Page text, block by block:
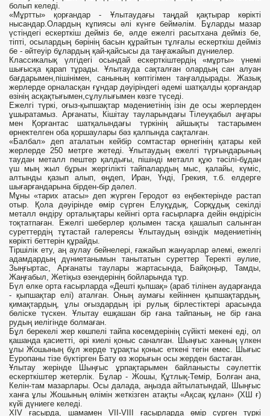
болып келеді.
«Мұртты» қорғандар - Ұлытаудағы таңдай қақтырар көрікті
нысандар.Олардың кұпиясы әлі күнге беймәлім. Бұларды мазар
үстіндегі ескерткіш дейміз бе, әлде ежелгі расытхана дейміз бе,
тіпті, осылардың бәрінің басын құрайтын тұлғалы ескерткіш дейміз
бе - әйтеуір бұлардың қай-қайсысы да таңғажайып дүниелер.
Классикалық үлгідегі осындай ескерткіштердің «мұрты» үнемі
шығысқа қарап тұрады. Ұлытауда сақталған олардың сан алуан
бағдарымен,пішінімен, санының көптігімен таңғалдырады. Жазық
жерлерде орналасқан ғұндар дәуіріндегі әдемі шатқалды қорғандар
өзінің асқақтығымен,сұлулығымен көзге түседі.
Ежелгі түркі, оғыз-қыпшақтар мәдениетінің ізін де осы жерлерден
ұшыратамыз. Арғанаты, Кішітау тауларындағы Тілеуқабыл аңғары
мен Қорғантас шатқалындағы түркінің айшықты тастарымен
өрнектелген оба қоршаулары бәз қалпында сақталған.
«Балбал» деп аталатын кейбір сомтастар өрнегінің қатары кей
жерлерде 250 метрге жетеді. Ұлытаудың ежелгі түрғындарының
таудан металл пештер қалдығы, пішінді металл құю тәсілі-бұдан
үш мың жыл бұрын жергілікті тайпалардың мыс, қалайы, күміс,
алтынды қазып алып, өңдеп, Иран, Үнді, Грекия, т.б. елдерге
шығарғандарына бірден-бір дәлел.
Мұны «тарих атасы» деп жүрген Геродот өз еңбектерінде растап
отыр. Қола дәуірінде өмір сүрген Елуқұдық, Сорқұдық секілді
металл өндіру орталықтары кейінгі орта ғасырларға дейін өндірісін
тоқтатпаған. Ежелгі шеберлер қолымен тасқа қашалып салынган
суреттердің тұтастай галереясы Ұлытаудың өзіндік мәдениетінің
көрікті беттерін құрайды.
Тіршілік ету, аң аулау бейнелері, ғажайып жануарлар әлемі, ежелгі
адамдардың дүниетанымын танытатын суреттер Теректі әулие,
Зыңғыртас, Арғанаты таулары жартасында, Байқоңыр, Тамды,
Жаңғабыл, Жетіқыз өзендерінің бойларында тұр.
Бүл өлке орта ғасырларда «Дешті қьпшақ» (араб тілінен аударғанда
- қыпшақтар елі) аталған. Оның аумағы кейіннен қыпшақтардың,
қимақтардың, ұлы оғыздардың ірі рулық бірлестіктері арасында
бөліске түскен. Ұлытау ешқашан бір ғана тайпаның, не бір ғана
рудың иелігінде болмаған.
Бұл берекелі жер көшпелі тайпа көсемдерінің сүйікті мекені еді, ол
қашанда қасиетті, әрі киелі қоныс саналған. Шыңғыс ханның үлкен
ұлы Жошының бұл жерде тұрақты қоныс еткені тегін емес. Шығыс
Еуропаны тізе бүктірген Бату өз жорығын осы жерден бастаған.
Ұлытау жерінде Шыңғыс ұрпақтарымен байланысты сәулеттік
ескерткіштер жетерлік. Бұлар - Жошы, Құтлық-Темір, Болған ана,
Келін-там мазарлары. Осы далада, аңызда айтылатындай, Шыңғыс
ханға ұлы Жошының өлімін жеткізген атақты «Ақсақ құлан» (ХШ ғ)
күйі дүниеге келеді.
XIV ғасырда, шамамен VII-VIII ғасырларда өмір сүрген түркі